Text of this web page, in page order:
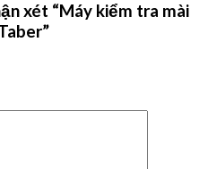
xét “Máy kiểm tra mài